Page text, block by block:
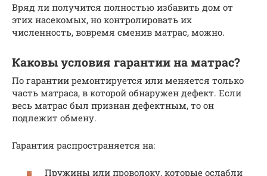
Вряд ли получится полностью избавить дом от
этих насекомых, но контролировать их
численность, вовремя сменив матрас, можно.
Каковы условия гарантии на матрас?
По гарантии ремонтируется или меняется только
часть матраса, в которой обнаружен дефект. Если
весь матрас был признан дефектным, то он
подлежит обмену.
Гарантия распространяется на:
Пружины или проволоку, которые ослабли